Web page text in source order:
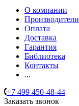
О компании
Производители
Оплата
Доставка
Гарантия
Библиотека
Контакты
...
+7 499 450-48-44
Заказать звонок